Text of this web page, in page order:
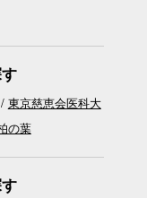
東京慈恵会医科大
の葉